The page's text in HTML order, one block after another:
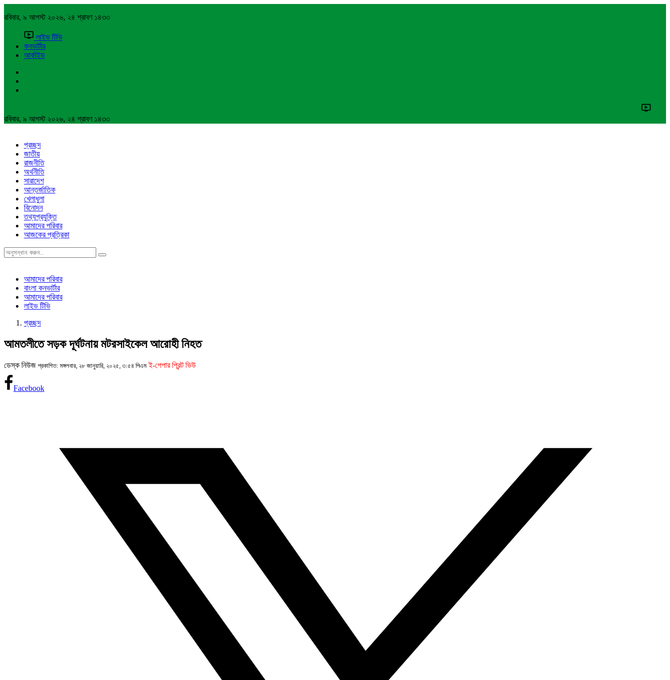
রবিবার, ৯ আগস্ট ২০২৬, ২৪ শ্রাবণ ১৪৩৩
লাইভ টিভি
কনভার্টার
আর্কাইভ
রবিবার, ৯ আগস্ট ২০২৬, ২৪ শ্রাবণ ১৪৩৩
প্রচ্ছদ
জাতীয়
রাজনীতি
অর্থনীতি
সারাদেশ
আন্তর্জাতিক
খেলাধুলা
বিনোদন
তথ্যপ্রযুক্তি
আমাদের পরিবার
আজকের প্রত্রিকা
আমাদের পরিবার
বাংলা কনভার্টার
আমাদের পরিবার
লাইভ টিভি
প্রচ্ছদ
আমতলীতে সড়ক দূর্ঘটনায় মটরসাইকেল আরোহী নিহত
ডেস্ক নিউজ প্রকাশিত: মঙ্গলবার, ২৮ জানুয়ারি, ২০২৫, ৩:৫৪ পিএম ই-পেপার প্রিন্ট ভিউ
Facebook